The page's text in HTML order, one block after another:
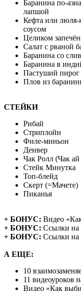
Баранина по-
лапшой
Кефта или люля-
соусом
Целиком
Салат с рваной
Баранина со
Баранина в
Пастуший пирог
Плов из
СТЕЙКИ
Рибай
Стриплойн
Филе-миньон
Денвер
Чак Ролл (Чак
Стейк Минутка
Топ-блейд
Скерт (=Мачете)
Пиканья
+ БОНУС: Видео
+ БОНУС: Ссылки на
+ БОНУС: Ссылки на
А ЕЩЕ:
10
11 видеоуроков
Видео «Как